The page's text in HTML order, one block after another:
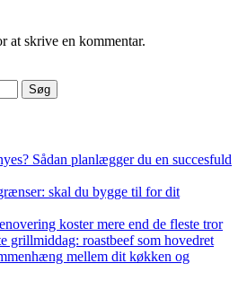
at skrive en kommentar.
Sådan planlægger du en succesfuld
skal du bygge til for dit
koster mere end de fleste tror
grillmiddag: roastbeef som hovedret
mellem dit køkken og